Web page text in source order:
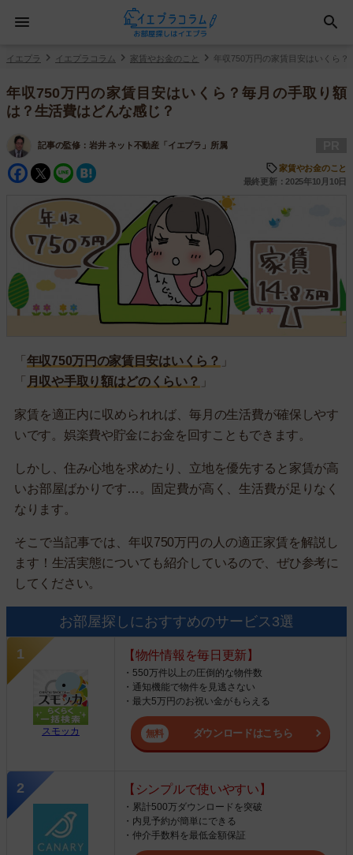
イエプラ イエプラコラム 家賃やお金のこと 年収750万円の家賃目安はいくら
年収750万円の家賃目安はいくら？毎月の手取り額
は？生活費はどんな感じ？
記事の監修： 岩井 ネット不動産「イエプラ」所属
Facebook
Twitter
Line
家賃やお金のこと
最終更新：2025年10月10日
「 年収750万円の家賃目安はいくら？ 」
「 月収や手取り額はどのくらい？ 」
家賃を適正内に収められれば、毎月の生活費が確保しやす
いです。娯楽費や貯金にお金を回すこともできます。
しかし、住み心地を求めたり、立地を優先すると家賃が高
いお部屋ばかりです…。固定費が高く、生活費が足りなく
なります。
そこで当記事では、年収750万円の人の適正家賃を解説し
ます！生活実態についても紹介しているので、ぜひ参考に
してください。
お部屋探しにおすすめのサービス3選
スモッカ
【物件情報を毎日更新】
・550万件以上の圧倒的な物件数
・通知機能で物件を見逃さない
・最大5万円のお祝い金がもらえる
ダウンロードはこちら
【シンプルで使いやすい】
・累計500万ダウンロードを突破
・内見予約が簡単にできる
・仲介手数料を最低金額保証